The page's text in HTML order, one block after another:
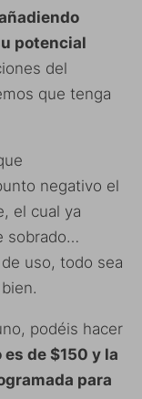
potencial
del
que tenga
negativo el
el cual ya
sobrado…
uso, todo sea
podéis hacer
es de $150 y la
para